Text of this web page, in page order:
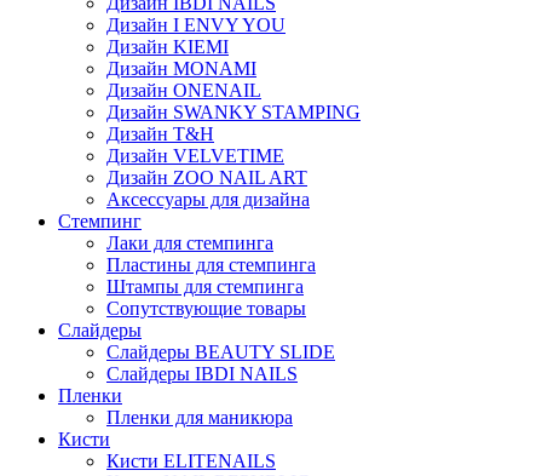
Дизайн I ENVY YOU
Дизайн KIEMI
Дизайн MONAMI
Дизайн ONENAIL
Дизайн SWANKY STAMPING
Дизайн T&H
Дизайн VELVETIME
Дизайн ZOO NAIL ART
Аксессуары для дизайна
Стемпинг
Лаки для стемпинга
Пластины для стемпинга
Штампы для стемпинга
Сопутствующие товары
Слайдеры
Слайдеры BEAUTY SLIDE
Слайдеры IBDI NAILS
Пленки
Пленки для маникюра
Кисти
Кисти ELITENAILS